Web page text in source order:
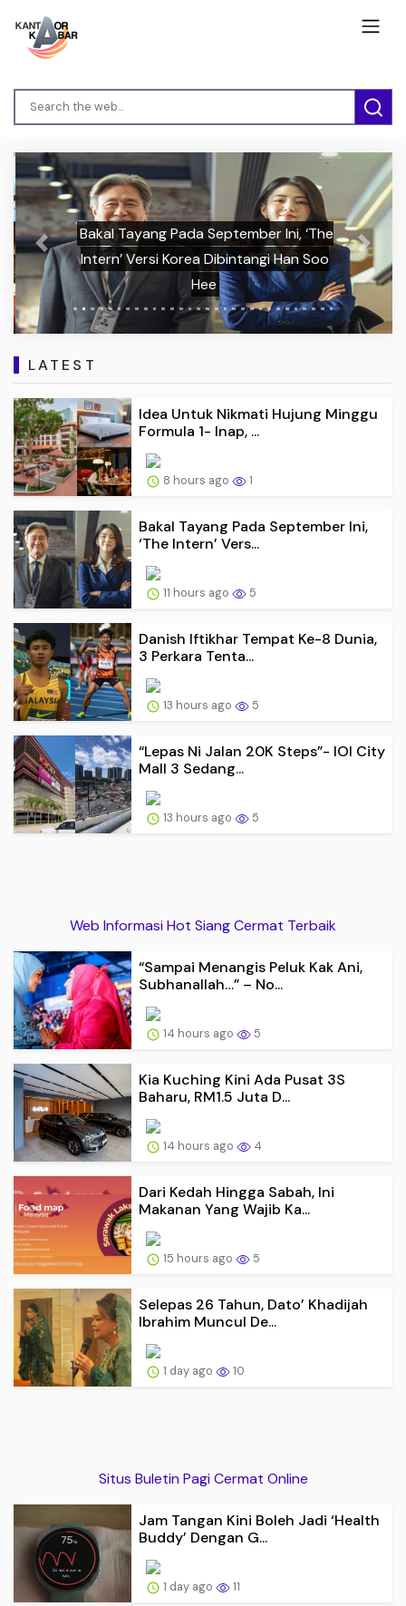
Bakal Tayang Pada September Ini, ‘The
Intern’ Versi Korea Dibintangi Han Soo
Hee
Previous Next
LATEST
Idea Untuk Nikmati Hujung Minggu
Formula 1- Inap, ...
8 hours ago 1
Bakal Tayang Pada September Ini,
‘The Intern’ Vers...
11 hours ago 5
Danish Iftikhar Tempat Ke-8 Dunia,
3 Perkara Tenta...
13 hours ago 5
“Lepas Ni Jalan 20K Steps”- IOI City
Mall 3 Sedang...
13 hours ago 5
Web Informasi Hot Siang Cermat Terbaik
“Sampai Menangis Peluk Kak Ani,
Subhanallah…” – No...
14 hours ago 5
Kia Kuching Kini Ada Pusat 3S
Baharu, RM1.5 Juta D...
14 hours ago 4
Dari Kedah Hingga Sabah, Ini
Makanan Yang Wajib Ka...
15 hours ago 5
Selepas 26 Tahun, Dato’ Khadijah
Ibrahim Muncul De...
1 day ago 10
Situs Buletin Pagi Cermat Online
Jam Tangan Kini Boleh Jadi ‘Health
Buddy’ Dengan G...
1 day ago 11